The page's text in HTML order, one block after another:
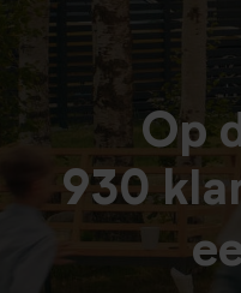
Op
930